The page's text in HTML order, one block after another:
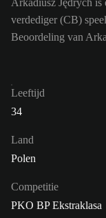
Arkadiusz Jędrych is
verdediger (CB)
Beoordeling van
Leeftijd
34
Land
Polen
Competitie
PKO BP Ekstraklasa